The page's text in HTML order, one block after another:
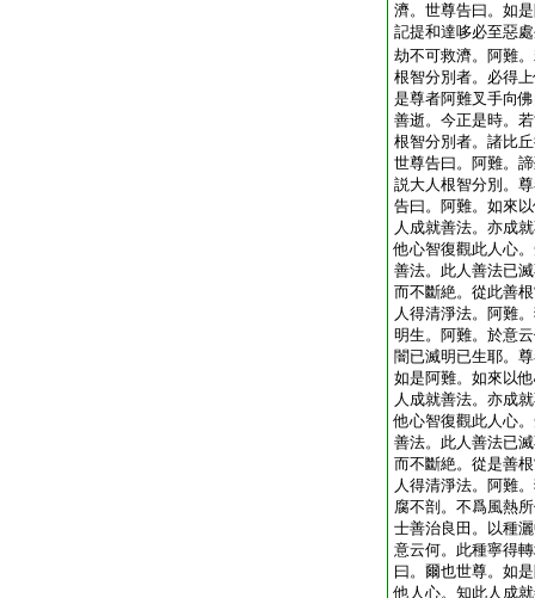
濟。世尊告曰。如
記提和達哆必至惡
劫不可救濟。阿難
根智分別者。必得
是尊者阿難叉手向
善逝。今正是時。
根智分別者。諸比
世尊告曰。阿難。
説大人根智分別。
告曰。阿難。如來
人成就善法。亦成
他心智復觀此人心
善法。此人善法已
而不斷絶。從此善
人得清淨法。阿難
明生。阿難。於意
闇已滅明已生耶。
如是阿難。如來以
人成就善法。亦成
他心智復觀此人心
善法。此人善法已
而不斷絶。從是善
人得清淨法。阿難
腐不剖。不爲風熱
士善治良田。以種
意云何。此種寧得
曰。爾也世尊。如
他人心。知此人成